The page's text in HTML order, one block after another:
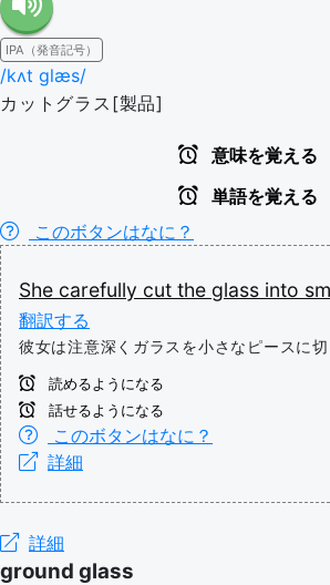
IPA（発音記号）
/kʌt ɡlæs/
カットグラス[製品]
意味を覚える
単語を覚える
このボタンはなに？
She carefully cut the glass into
翻訳する
彼女は注意深くガラスを小さなピースに切
読めるようになる
話せるようになる
このボタンはなに？
詳細
詳細
ground glass